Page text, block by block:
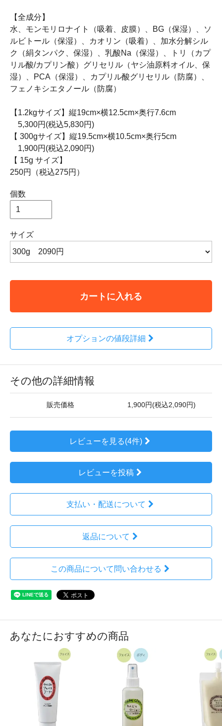
【全成分】
水、モンモリロナイト（吸着、皮膜）、BG（保湿）、ソ
ルビトール（保湿）、カオリン（吸着）、加水分解シル
ク（絹タンパク、保湿）、乳酸Na（保湿）、トリ（カプ
リル酸/カプリン酸）グリセリル（ヤシ油原料オイル、保
湿）、PCA（保湿）、カプリル酸グリセリル（防腐）、
フェノキシエタノール（防腐）
【1.2kgサイズ】縦19cm×横12.5cm×奥行7.6cm
5,300円(税込5,830円)
【 300gサイズ】縦19.5cm×横10.5cm×奥行5cm
1,900円(税込2,090円)
【 15g サイズ】
250円（税込275円）
個数
サイズ
カートに入れる
オプションの値段詳細
その他の詳細情報
販売価格 1,900円(税込2,090円)
レビューを見る(4件)
レビューを投稿
支払い・配送について
返品について
この商品について問い合わせる
あなたにおすすめの商品